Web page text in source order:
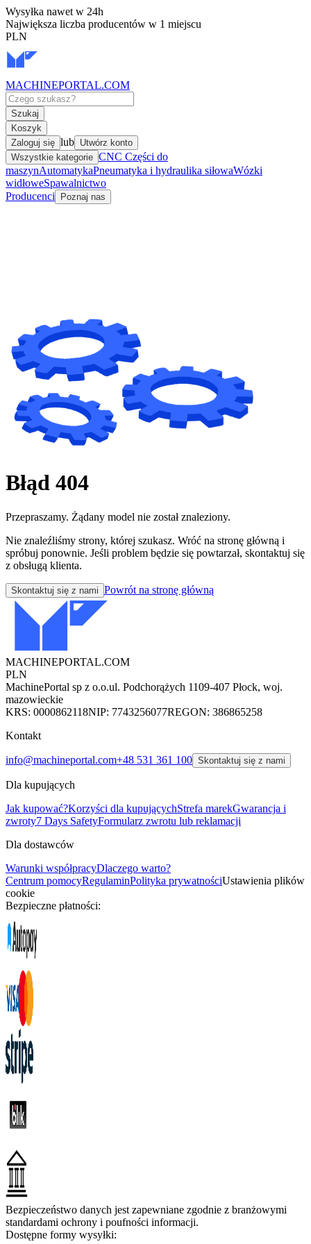
Wysyłka nawet w 24h
Największa liczba producentów w 1 miejscu
PLN
MACHINEPORTAL.COM
Szukaj
Koszyk
Zaloguj się lub Utwórz konto
Wszystkie kategorie CNC Części do
maszynAutomatykaPneumatyka i hydraulika siłowaWózki
widłoweSpawalnictwo
Producenci
Poznaj nas
Błąd 404
Przepraszamy. Żądany model nie został znaleziony.
Nie znaleźliśmy strony, której szukasz. Wróć na stronę główną i
spróbuj ponownie. Jeśli problem będzie się powtarzał, skontaktuj się
z obsługą klienta.
Skontaktuj się z nami Powrót na stronę główną
MACHINEPORTAL.COM
PLN
MachinePortal sp z o.o.ul. Podchorążych 1109-407 Płock, woj.
mazowieckie
KRS: 0000862118NIP: 7743256077REGON: 386865258
Kontakt
info@machineportal.com+48 531 361 100 Skontaktuj się z nami
Dla kupujących
Jak kupować?Korzyści dla kupującychStrefa marekGwarancja i
zwroty7 Days SafetyFormularz zwrotu lub reklamacji
Dla dostawców
Warunki współpracyDlaczego warto?
Centrum pomocyRegulaminPolityka prywatnościUstawienia plików
cookie
Bezpieczne płatności:
Bezpieczeństwo danych jest zapewniane zgodnie z branżowymi
standardami ochrony i poufności informacji.
Dostępne formy wysyłki: